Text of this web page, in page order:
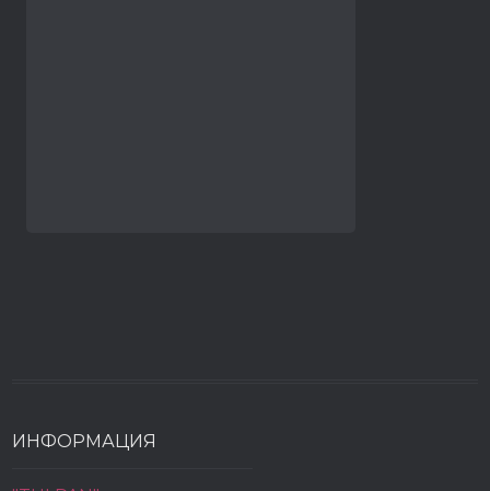
ИНФОРМАЦИЯ